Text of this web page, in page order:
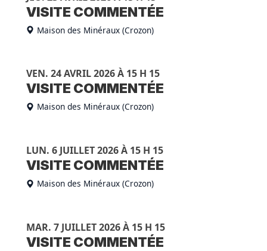
VISITE COMMENTÉE
Maison des Minéraux (Crozon)
VEN. 24 AVRIL 2026 À 15 H 15
VISITE COMMENTÉE
Maison des Minéraux (Crozon)
LUN. 6 JUILLET 2026 À 15 H 15
VISITE COMMENTÉE
Maison des Minéraux (Crozon)
MAR. 7 JUILLET 2026 À 15 H 15
VISITE COMMENTÉE